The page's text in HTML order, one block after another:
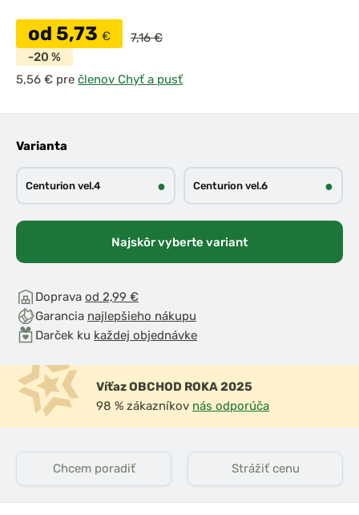
od 5,73 €
7,16 €
-20 %
pre členov Chyť a pusť
Varianta
Centurion vel.4 ● Centurion vel.6 ●
Najskôr vyberte variant
Doprava od 2,99 €
Garancia najlepšieho nákupu
Darček ku každej objednávke
Víťaz OBCHOD ROKA 2025
98 % zákazníkov nás odporúča
Chcem poradiť Strážiť cenu